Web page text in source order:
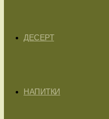
ДЕСЕРТ
НАПИТКИ